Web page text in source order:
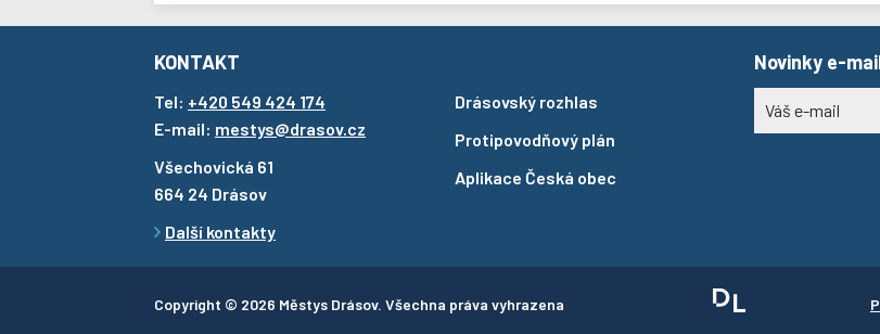
KONTAKT
Tel: +420 549 424 174
E-mail: mestys@drasov.cz
Všechovická 61
664 24 Drásov
Další kontakty
Drásovský rozhlas
Protipovodňový plán
Aplikace Česká obec
Novinky e-
Copyright © 2026 Městys Drásov. Všechna práva vyhrazena